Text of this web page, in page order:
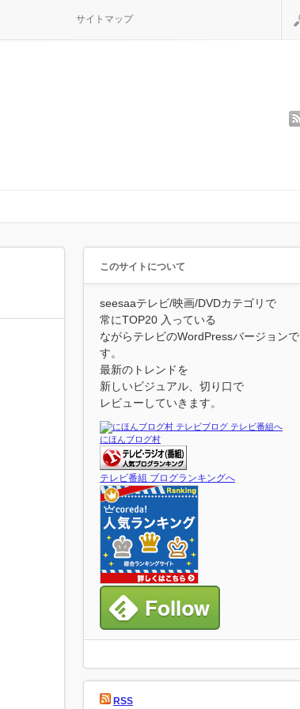
サイトマップ
このサイトについて
seesaaテレビ/映画/DVDカテゴリで
常にTOP20 入っている
ながらテレビのWordPressバージョンで
す。
最新のトレンドを
新しいビジュアル、切り口で
レビューしていきます。
にほんブログ村
テレビ番組 ブログランキングへ
RSS